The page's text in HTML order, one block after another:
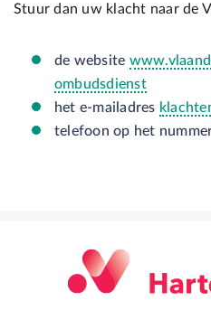
Stuur dan uw klacht naar de
de website
ombudsdienst
het e-mailadres
telefoon op het